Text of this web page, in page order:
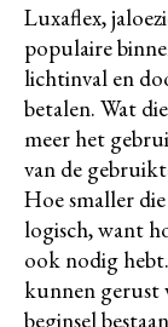
Luxaflex,
populaire
lichtinval en
betalen. Wat
meer het
van de
Hoe smaller
logisch, want
ook nodig
kunnen gerust
beginsel